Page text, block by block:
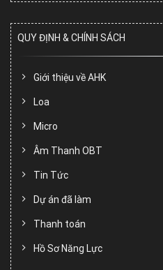
QUY ĐỊNH & CHÍNH SÁCH
Giới thiệu về AHK
Loa
Micro
Âm Thanh OBT
Tin Tức
Dự án đã làm
Thanh toán
Hồ Sơ Năng Lực